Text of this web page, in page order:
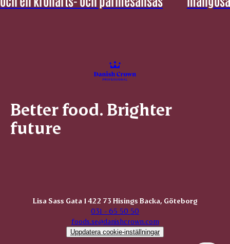
Better food. Brighter
future
Lisa Sass Gata 1 422 73 Hisings Backa, Göteborg
031 - 65 50 50
foods.se@danishcrown.com
Uppdatera cookie-inställningar